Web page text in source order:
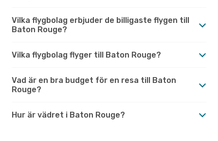
Vilka flygbolag erbjuder de billigaste flygen till
Baton Rouge?
Vilka flygbolag flyger till Baton Rouge?
Vad är en bra budget för en resa till Baton
Rouge?
Hur är vädret i Baton Rouge?